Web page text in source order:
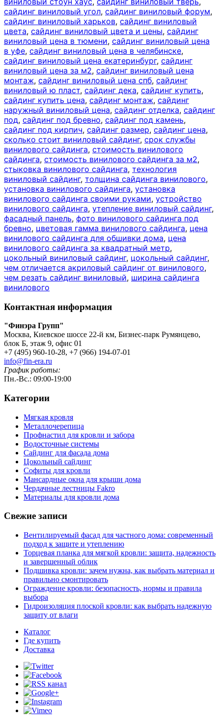
сайдинг виниловый угол, сайдинг виниловый форум,
сайдинг виниловый харьков, сайдинг виниловый
цвета, сайдинг виниловый цвета и цены, сайдинг
виниловый цена в тюмени, сайдинг виниловый цена
в уфе, сайдинг виниловый цена в челябинске,
сайдинг виниловый цена екатеринбург, сайдинг
виниловый цена за м2, сайдинг виниловый цена
монтаж, сайдинг виниловый цена спб, сайдинг
виниловый ю пласт, сайдинг дека, сайдинг купить,
сайдинг купить цена, сайдинг монтаж, сайдинг
наружный виниловый цена, сайдинг отделка, сайдинг
под, сайдинг под бревно, сайдинг под камень,
сайдинг под кирпич, сайдинг размер, сайдинг цена,
сколько стоит виниловый сайдинг, срок службы
винилового сайдинга, стоимость винилового
сайдинга, стоимость винилового сайдинга за м2,
стыковка винилового сайдинга, технология
виниловый сайдинг, толщина сайдинга винилового,
установка винилового сайдинга, установка
винилового сайдинга своими руками, устройство
винилового сайдинга, утепление виниловый сайдинг,
фасадный панель, фото винилового сайдинга под
бревно, цветовая гамма винилового сайдинга, цена
винилового сайдинга для обшивки дома, цена
винилового сайдинга за квадратный метр,
цокольный виниловый сайдинг, цокольный сайдинг,
чем отличается акриловый сайдинг от винилового,
чем резать сайдинг виниловый, ширина сайдинга
винилового
Контактная информация
"Финэра Групп"
Москва, Киевское шоссе 22-й км, Бизнес-парк Румянцево,
блок Б, этаж 9, офис 01
+7 (495) 960-10-28, +7 (966) 194-07-01
info@fin-era.ru
График работы:
Пн.-Вс.: 09:00-19:00
Категории
Мягкая кровля
Металлочерепица
Профнастил для кровли и забора
Водосточные системы
Сайдинг для фасада дома
Цокольный сайдинг
Софиты для кровли
Мансардные окна для крыши дома
Чердачные лестницы Fakro
Материалы для кровли дома
Свежие записи
Вентилируемый фасад для частного дома: современный
подход к защите и утеплению
Торцевая планка для мягкой кровли: защита, надежность
и завершенный облик
Подшивка кровли: зачем нужна, как выбрать материал и
правильно смонтировать
Ограждение кровли: безопасность, нормы и правила
выбора
Гидроизоляция плоской кровли: как выбрать надежную
защиту от влаги
Каталог
Где купить
Доставка